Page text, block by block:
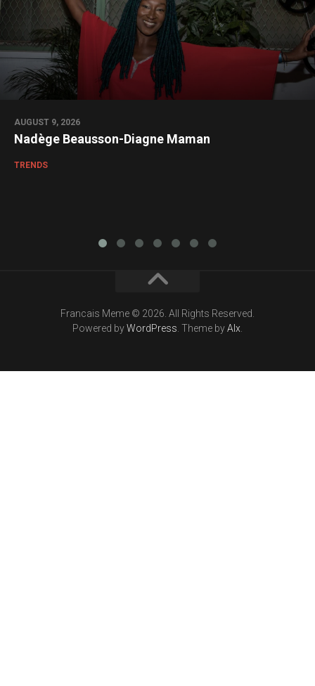
AUGUST 9, 2026
Nadège Beausson-Diagne Maman
TRENDS
Francais Meme © 2026. All Rights Reserved.
Powered byWordPress . Theme byAlx